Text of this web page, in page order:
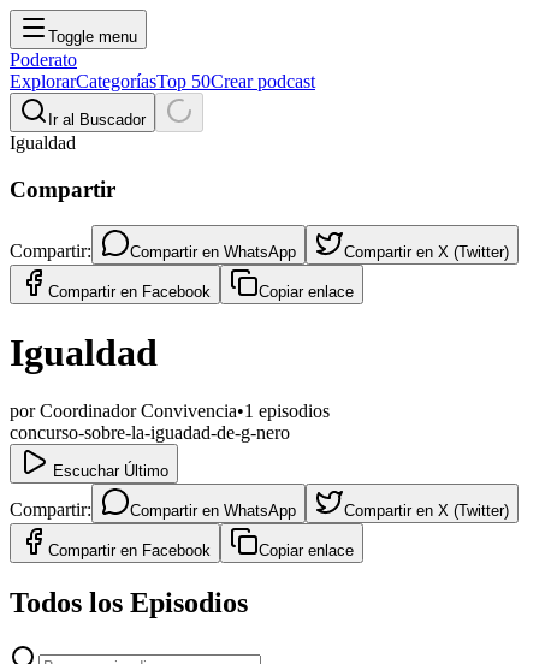
Toggle menu
Poderato
ExplorarCategoríasTop 50Crear podcast
Ir al Buscador
Igualdad
Compartir
Compartir: Compartir en WhatsApp Compartir en X (Twitter)
Compartir en Facebook Copiar enlace
Igualdad
porCoordinador Convivencia•1 episodios
concurso-sobre-la-iguadad-de-g-nero
Escuchar Último
Compartir: Compartir en WhatsApp Compartir en X (Twitter)
Compartir en Facebook Copiar enlace
Todos los Episodios